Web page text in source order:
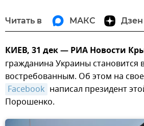
Читать в МАКС Дзен
КИЕВ, 31 дек — РИА Новости
гражданина Украины становится
востребованным. Об этом на
Facebook написал президент
Порошенко.